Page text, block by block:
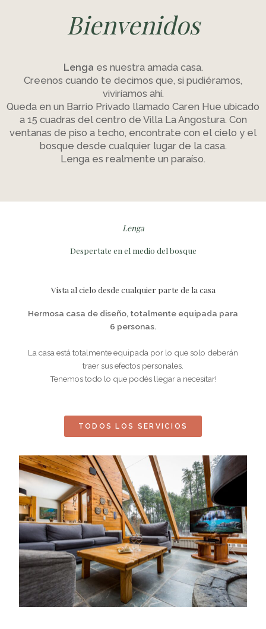
Bienvenidos
Lenga es nuestra amada casa.
Creenos cuando te decimos que, si pudiéramos,
viviríamos ahí.
Queda en un Barrio Privado llamado Caren Hue ubicado
a 15 cuadras del centro de Villa La Angostura. Con
ventanas de piso a techo, encontrate con el cielo y el
bosque desde cualquier lugar de la casa.
Lenga es realmente un paraíso.
Lenga
Despertate en el medio del bosque
Vista al cielo desde cualquier parte de la casa
Hermosa casa de diseño, totalmente equipada para
6 personas.
La casa está totalmente equipada por lo que solo deberán
traer sus efectos personales.
Tenemos todo lo que podés llegar a necesitar!
TODOS LOS SERVICIOS